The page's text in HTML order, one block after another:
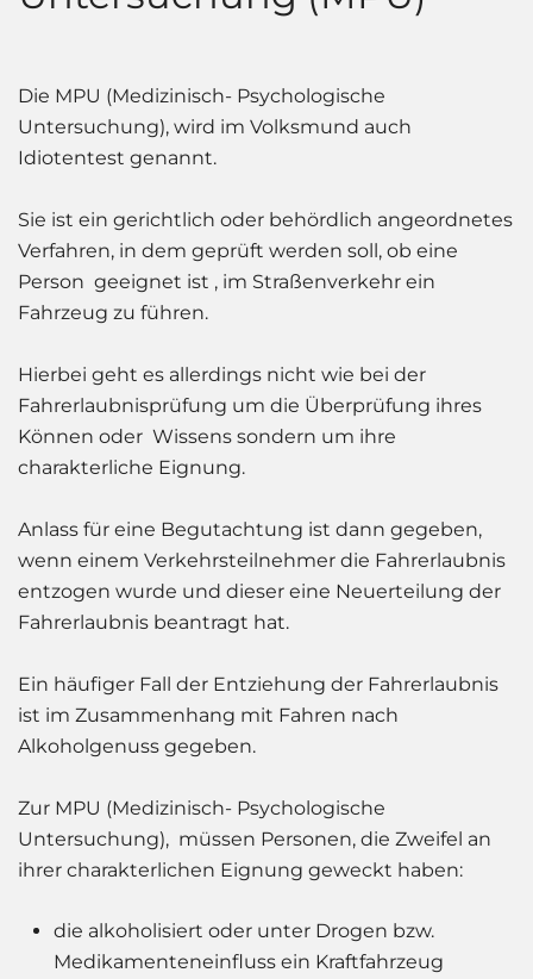
Die MPU (Medizinisch- Psychologische
Untersuchung), wird im Volksmund auch
Idiotentest genannt.
Sie ist ein gerichtlich oder behördlich angeordnetes
Verfahren, in dem geprüft werden soll, ob eine
Person geeignet ist , im Straßenverkehr ein
Fahrzeug zu führen.
Hierbei geht es allerdings nicht wie bei der
Fahrerlaubnisprüfung um die Überprüfung ihres
Können oder Wissens sondern um ihre
charakterliche Eignung.
Anlass für eine Begutachtung ist dann gegeben,
wenn einem Verkehrsteilnehmer die Fahrerlaubnis
entzogen wurde und dieser eine Neuerteilung der
Fahrerlaubnis beantragt hat.
Ein häufiger Fall der Entziehung der Fahrerlaubnis
ist im Zusammenhang mit Fahren nach
Alkoholgenuss gegeben.
Zur MPU (Medizinisch- Psychologische
Untersuchung), müssen Personen, die Zweifel an
ihrer charakterlichen Eignung geweckt haben:
die alkoholisiert oder unter Drogen bzw.
Medikamenteneinfluss ein Kraftfahrzeug